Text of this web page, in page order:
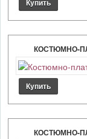
КОСТЮМНО-
КОСТЮМНО-